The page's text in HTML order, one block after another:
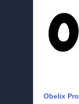
Obelix Pro